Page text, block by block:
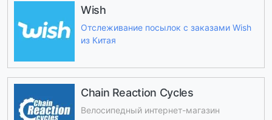
Wish
Отслеживание посылок с заказами Wish
из Китая
Chain Reaction Cycles
Велосипедный интернет-магазин